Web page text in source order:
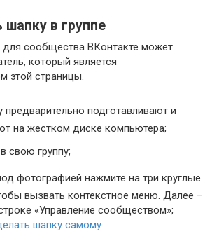
шапку в группе
для сообщества ВКонтакте может
который является
этой страницы.
предварительно подготавливают и
на жестком диске компьютера;
свою группу;
фотографией нажмите на три круглые
вызвать контекстное меню. Далее –
«Управление сообществом»;